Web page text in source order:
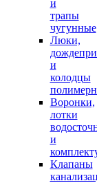
и
трапы
чугунные
Люки,
и
колодцы
Воронки,
лотки
и
Клапаны